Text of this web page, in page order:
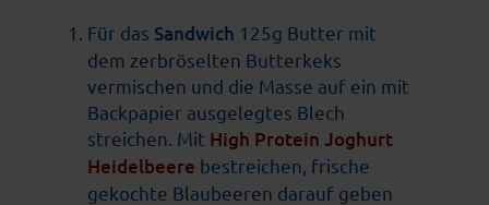
Für das Sandwich 125g Butter mit
dem zerbröselten Butterkeks
vermischen und die Masse auf ein mit
Backpapier ausgelegtes Blech
streichen. Mit High Protein Joghurt
Heidelbeere bestreichen, frische
gekochte Blaubeeren darauf geben